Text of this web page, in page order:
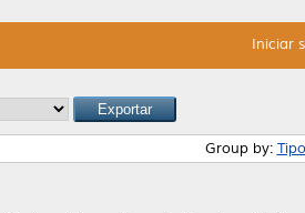
Iniciar
Group by: